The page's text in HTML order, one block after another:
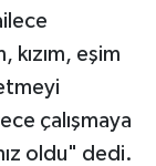
eşim
çalışmaya
oldu" dedi.